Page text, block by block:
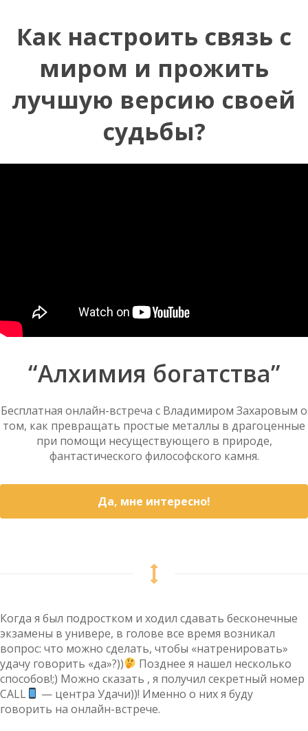
Как настроить связь с
миром и прожить
лучшую версию своей
судьбы?
“Алхимия богатства”
Бесплатная онлайн-встреча с Владимиром Захаровым о
том, как превращать простые металлы в драгоценные
при помощи несуществующего в природе,
фантастического философского камня.
Да, мне интересно!
Когда я был подростком и ходил сдавать бесконечные
экзамены в универе, в голове все время возникал
вопрос: что можно сделать, чтобы «натренировать»
удачу говорить «да»?))
Позднее я нашел несколько
способов!;) Можно сказать , я получил секретный номер
CALL
— центра Удачи))! Именно о них я буду
говорить на онлайн-встрече.